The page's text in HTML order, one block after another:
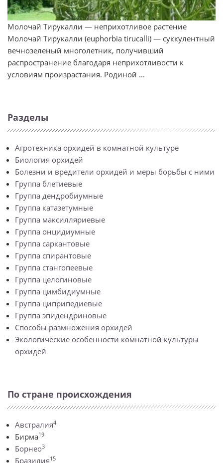
Молочай Тирукалли — неприхотливое растение
Молочай Тирукалли (euphorbia tirucalli) — суккулентный
вечнозеленый многолетник, получивший
распространение благодаря неприхотливости к
условиям произрастания. Родиной ...
Разделы
Агротехника орхидей в комнатной культуре
Биология орхидей
Болезни и вредители орхидей и меры борьбы с ними
Группа блетиевые
Группа дендробиумные
Группа катазетумные
Группа максилляриевые
Группа онцидиумные
Группа саркантовые
Группа спирантовые
Группа стангопеевые
Группа целогиновые
Группа цимбидиумные
Группа циприпедиевые
Группа эпидендриновые
Способы размножения орхидей
Экологические особенности комнатной культуры
орхидей
По стране происхождения
Австралия4
Бирма19
Борнео3
Бразилия15